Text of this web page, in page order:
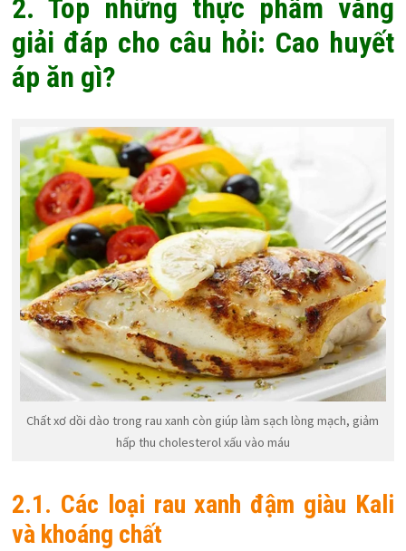
2. Top những thực phẩm vàng
giải đáp cho câu hỏi: Cao huyết
áp ăn gì?
Chất xơ dồi dào trong rau xanh còn giúp làm sạch lòng mạch, giảm
hấp thu cholesterol xấu vào máu
2.1. Các loại rau xanh đậm giàu Kali
và khoáng chất